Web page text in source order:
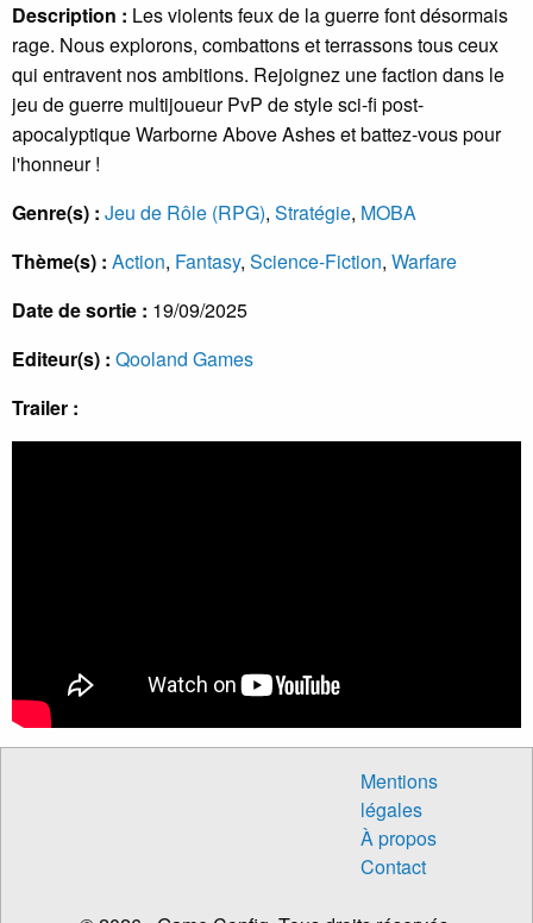
Description : Les violents feux de la guerre font désormais
rage. Nous explorons, combattons et terrassons tous ceux
qui entravent nos ambitions. Rejoignez une faction dans le
jeu de guerre multijoueur PvP de style sci-fi post-
apocalyptique Warborne Above Ashes et battez-vous pour
l'honneur !
Genre(s) : Jeu de Rôle (RPG), Stratégie, MOBA
Thème(s) : Action, Fantasy, Science-Fiction, Warfare
Date de sortie : 19/09/2025
Editeur(s) : Qooland Games
Trailer :
Mentions
légales
À propos
Contact